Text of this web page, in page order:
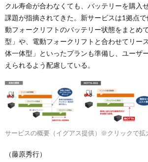
クル寿命が合わなくても、バッテリーを購入
課題が指摘されてきた。新サービスは1拠点
動フォークリフトのバッテリー状態をまとめ
型」や、電動フォークリフトと合わせてリー
体一体型」といったプランも準備し、ユーザ
えられるよう配慮している。
サービスの概要（イグアス提供）※クリックで拡
（藤原秀行）